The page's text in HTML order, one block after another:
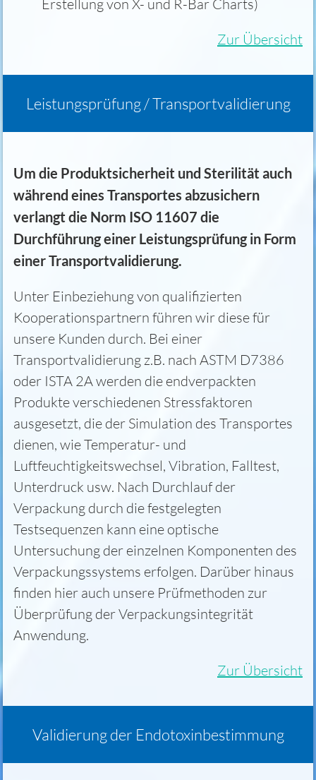
Erstellung von X- und R-Bar Charts)
Zur Übersicht
Leistungsprüfung / Transportvalidierung
Um die Produktsicherheit und Sterilität auch
während eines Transportes abzusichern
verlangt die Norm ISO 11607 die
Durchführung einer Leistungsprüfung in Form
einer Transportvalidierung.
Unter Einbeziehung von qualifizierten
Kooperationspartnern führen wir diese für
unsere Kunden durch. Bei einer
Transportvalidierung z.B. nach ASTM D7386
oder ISTA 2A werden die endverpackten
Produkte verschiedenen Stressfaktoren
ausgesetzt, die der Simulation des Transportes
dienen, wie Temperatur- und
Luftfeuchtigkeitswechsel, Vibration, Falltest,
Unterdruck usw. Nach Durchlauf der
Verpackung durch die festgelegten
Testsequenzen kann eine optische
Untersuchung der einzelnen Komponenten des
Verpackungssystems erfolgen. Darüber hinaus
finden hier auch unsere Prüfmethoden zur
Überprüfung der Verpackungsintegrität
Anwendung.
Zur Übersicht
Validierung der Endotoxinbestimmung